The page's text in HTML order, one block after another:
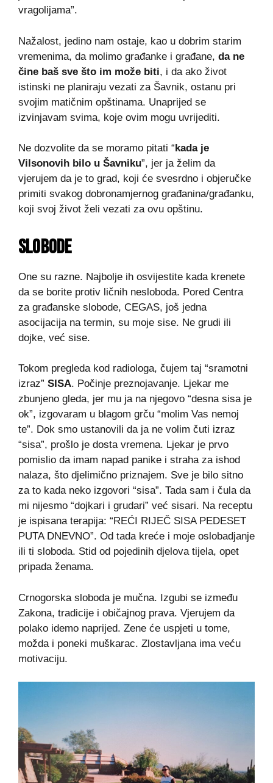
vragolijama”.
Nažalost, jedino nam ostaje, kao u dobrim starim
vremenima, da molimo građanke i građane, da ne
čine baš sve što im može biti, i da ako život
istinski ne planiraju vezati za Šavnik, ostanu pri
svojim matičnim opštinama. Unaprijed se
izvinjavam svima, koje ovim mogu uvrijediti.
Ne dozvolite da se moramo pitati “kada je
Vilsonovih bilo u Šavniku”, jer ja želim da
vjerujem da je to grad, koji će svesrdno i objeručke
primiti svakog dobronamjernog građanina/građanku,
koji svoj život želi vezati za ovu opštinu.
SLOBODE
One su razne. Najbolje ih osvijestite kada krenete
da se borite protiv ličnih nesloboda. Pored Centra
za građanske slobode, CEGAS, još jedna
asocijacija na termin, su moje sise. Ne grudi ili
dojke, već sise.
Tokom pregleda kod radiologa, čujem taj “sramotni
izraz” SISA. Počinje preznojavanje. Ljekar me
zbunjeno gleda, jer mu ja na njegovo “desna sisa je
ok”, izgovaram u blagom grču “molim Vas nemoj
te”. Dok smo ustanovili da ja ne volim čuti izraz
“sisa”, prošlo je dosta vremena. Ljekar je prvo
pomislio da imam napad panike i straha za ishod
nalaza, što djelimično priznajem. Sve je bilo sitno
za to kada neko izgovori “sisa”. Tada sam i čula da
mi nijesmo “dojkari i grudari” već sisari. Na receptu
je ispisana terapija: “REĆI RIJEČ SISA PEDESET
PUTA DNEVNO”. Od tada kreće i moje oslobadjanje
ili ti sloboda. Stid od pojedinih djelova tijela, opet
pripada ženama.
Crnogorska sloboda je mučna. Izgubi se između
Zakona, tradicije i običajnog prava. Vjerujem da
polako idemo naprijed. Zene će uspjeti u tome,
možda i poneki muškarac. Zlostavljana ima veću
motivaciju.